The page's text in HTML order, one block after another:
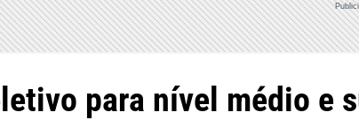
para nível médio e